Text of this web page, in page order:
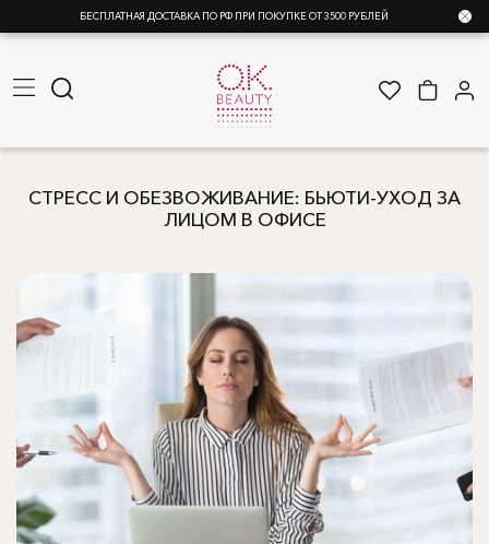
БЕСПЛАТНАЯ ДОСТАВКА ПО РФ ПРИ ПОКУПКЕ ОТ 3500 РУБЛЕЙ
СТРЕСС И ОБЕЗВОЖИВАНИЕ: БЬЮТИ-УХОД ЗА
ЛИЦОМ В ОФИСЕ